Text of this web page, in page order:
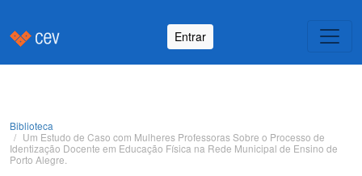
Entrar
Biblioteca
Um Estudo de Caso com Mulheres Professoras Sobre o Processo de
Identização Docente em Educação Física na Rede Municipal de Ensino de
Porto Alegre.